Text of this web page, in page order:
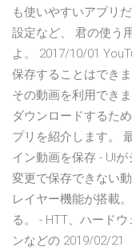
も使いやすいアプリ
設定など、 君の使う
よ。 2017/10/01
保存することはでき
その動画を利用でき
ダウンロードするた
プリを紹介します。
イン動画を保存 - UI
変更で保存できない
レイヤー機能が搭載
る。 - HTT、ハード
ンなどの 2019/02/21